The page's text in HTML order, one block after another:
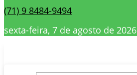
(71) 9 8484-9494
sexta-feira, 7 de agosto de 2026